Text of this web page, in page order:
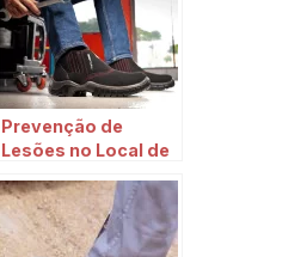
Prevenção de
Lesões no Local de
Estratégias de
segurança